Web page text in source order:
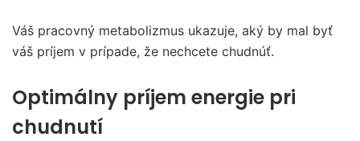
Váš pracovný metabolizmus ukazuje, aký by mal byť
váš príjem v prípade, že nechcete chudnúť.
Optimálny príjem energie pri
chudnutí